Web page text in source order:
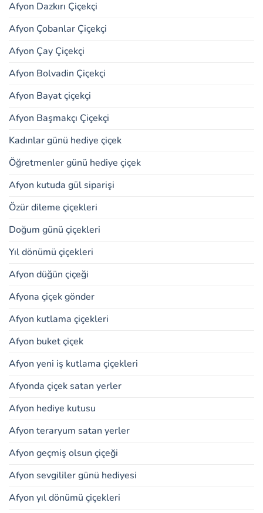
Afyon Dazkırı Çiçekçi
Afyon Çobanlar Çiçekçi
Afyon Çay Çiçekçi
Afyon Bolvadin Çiçekçi
Afyon Bayat çiçekçi
Afyon Başmakçı Çiçekçi
Kadınlar günü hediye çiçek
Öğretmenler günü hediye çiçek
Afyon kutuda gül siparişi
Özür dileme çiçekleri
Doğum günü çiçekleri
Yıl dönümü çiçekleri
Afyon düğün çiçeği
Afyona çiçek gönder
Afyon kutlama çiçekleri
Afyon buket çiçek
Afyon yeni iş kutlama çiçekleri
Afyonda çiçek satan yerler
Afyon hediye kutusu
Afyon teraryum satan yerler
Afyon geçmiş olsun çiçeği
Afyon sevgililer günü hediyesi
Afyon yıl dönümü çiçekleri